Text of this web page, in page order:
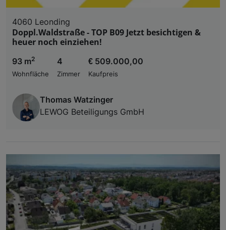
4060 Leonding
Doppl.Waldstraße - TOP B09 Jetzt besichtigen &
heuer noch einziehen!
93 m2
Wohnfläche
4
Zimmer
€ 509.000,00
Kaufpreis
Thomas Watzinger
LEWOG Beteiligungs GmbH